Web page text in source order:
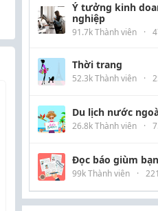
Ý tưởng kinh
nghiệp
91.7k Thành viên ·
Thời trang
52.3k Thành viên ·
Du lịch nước
26.8k Thành viên ·
Đọc báo giùm bạn
99k Thành viên ·